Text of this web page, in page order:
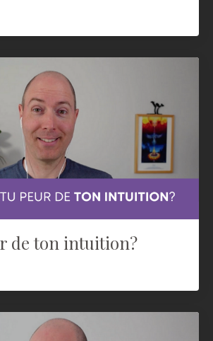
de ton intuition?